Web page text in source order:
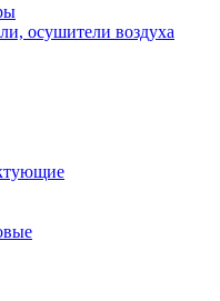
осушители воздуха